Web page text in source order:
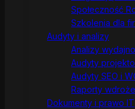
Społeczność
Szkolenia dla
Audyty i analizy
Analizy
Audyty
Audyty SEO i
Raporty
Dokumenty i prawo IT